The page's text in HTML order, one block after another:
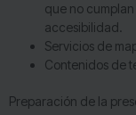
que no
accesibilidad.
Servicios de
Contenidos de
Preparación de la